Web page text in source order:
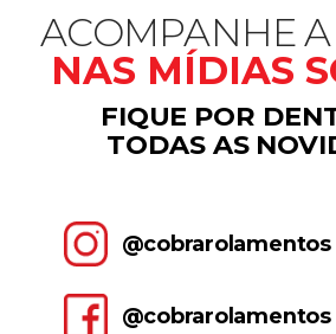
ACOMPANHE
NAS MÍDIAS
FIQUE POR
TODAS AS
@cobrarolamentos
@cobrarolamentos